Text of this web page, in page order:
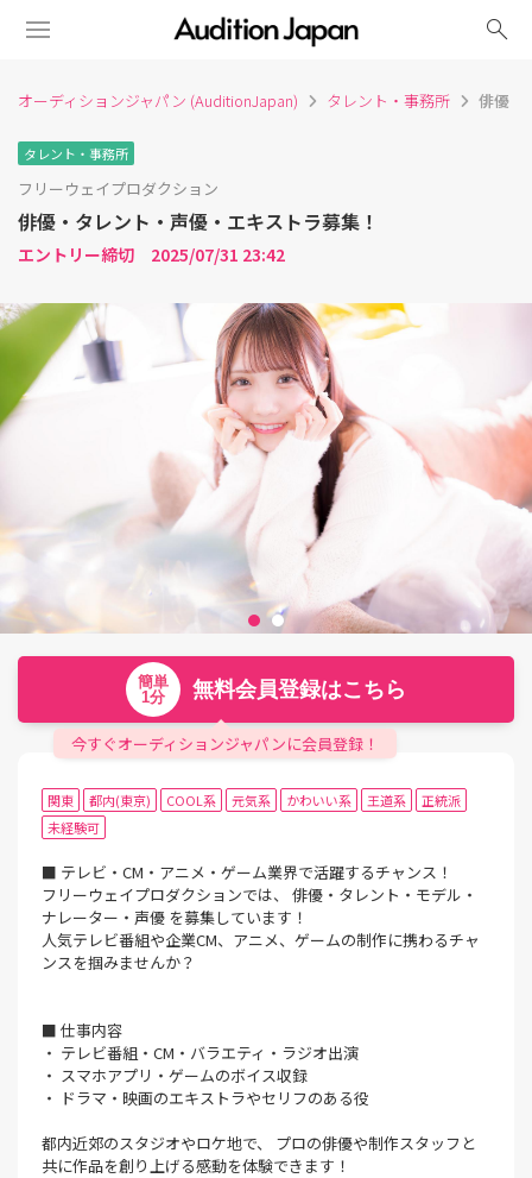
search
オーディションジャパン (AuditionJapan) タレント・事務所 俳優・
タレント・事務所
フリーウェイプロダクション
俳優・タレント・声優・エキストラ募集！
エントリー締切 2025/07/31 23:42
簡単
1分
無料会員登録はこちら
今すぐオーディションジャパンに会員登録！
関東 都内(東京) COOL系 元気系 かわいい系 王道系
正統派
未経験可
■ テレビ・CM・アニメ・ゲーム業界で活躍するチャンス！
フリーウェイプロダクションでは、 俳優・タレント・モデル・
ナレーター・声優 を募集しています！
人気テレビ番組や企業CM、アニメ、ゲームの制作に携わるチャ
ンスを掴みませんか？
■ 仕事内容
・ テレビ番組・CM・バラエティ・ラジオ出演
・ スマホアプリ・ゲームのボイス収録
・ ドラマ・映画のエキストラやセリフのある役
都内近郊のスタジオやロケ地で、 プロの俳優や制作スタッフと
共に作品を創り上げる感動を体験できます！